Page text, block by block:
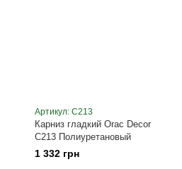
Артикул: C213
Карниз гладкий Orac Decor
C213 Полиуретановый
1 332 грн